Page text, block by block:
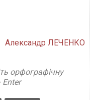
Александр ЛЕЧЕНКО
орфографічну